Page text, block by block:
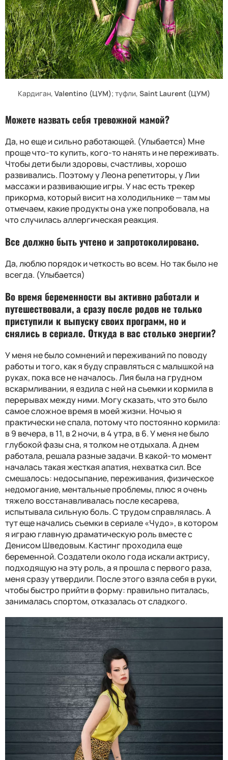
Кардиган, Valentino (ЦУМ); туфли, Saint Laurent (ЦУМ)
Можете назвать себя тревожной мамой?
Да, но еще и сильно работающей. (Улыбается) Мне
проще что-то купить, кого-то нанять и не переживать.
Чтобы дети были здоровы, счастливы, хорошо
развивались. Поэтому у Леона репетиторы, у Лии
массажи и развивающие игры. У нас есть трекер
прикорма, который висит на холодильнике — там мы
отмечаем, какие продукты она уже попробовала, на
что случилась аллергическая реакция.
Все должно быть учтено и запротоколировано.
Да, люблю порядок и четкость во всем. Но так было не
всегда. (Улыбается)
Во время беременности вы активно работали и
путешествовали, а сразу после родов не только
приступили к выпуску своих программ, но и
снялись в сериале. Откуда в вас столько энергии?
У меня не было сомнений и переживаний по поводу
работы и того, как я буду справляться с малышкой на
руках, пока все не началось. Лия была на грудном
вскармливании, я ездила с ней на съемки и кормила в
перерывах между ними. Могу сказать, что это было
самое сложное время в моей жизни. Ночью я
практически не спала, потому что постоянно кормила:
в 9 вечера, в 11, в 2 ночи, в 4 утра, в 6. У меня не было
глубокой фазы сна, я толком не отдыхала. А днем
работала, решала разные задачи. В какой-то момент
началась такая жесткая апатия, нехватка сил. Все
смешалось: недосыпание, переживания, физическое
недомогание, ментальные проблемы, плюс я очень
тяжело восстанавливалась после кесарева,
испытывала сильную боль. С трудом справлялась. А
тут еще начались съемки в сериале «Чудо», в котором
я играю главную драматическую роль вместе с
Денисом Шведовым. Кастинг проходила еще
беременной. Создатели около года искали актрису,
подходящую на эту роль, а я прошла с первого раза,
меня сразу утвердили. После этого взяла себя в руки,
чтобы быстро прийти в форму: правильно питалась,
занималась спортом, отказалась от сладкого.